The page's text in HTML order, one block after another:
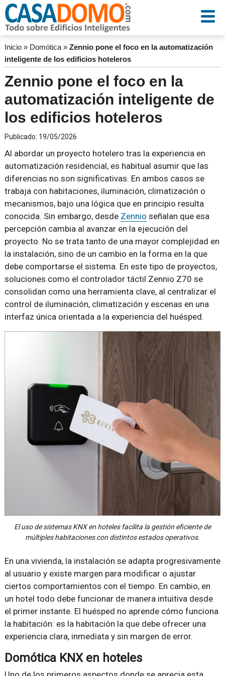
Inicio» Domótica» Zennio pone el foco en la automatización
inteligente de los edificios hoteleros
Zennio pone el foco en la
automatización inteligente de
los edificios hoteleros
Publicado: 19/05/2026
Al abordar un proyecto hotelero tras la experiencia en
automatización residencial, es habitual asumir que las
diferencias no son significativas. En ambos casos se
trabaja con habitaciones, iluminación, climatización o
mecanismos, bajo una lógica que en principio resulta
conocida. Sin embargo, desde Zennio señalan que esa
percepción cambia al avanzar en la ejecución del
proyecto. No se trata tanto de una mayor complejidad en
la instalación, sino de un cambio en la forma en la que
debe comportarse el sistema. En este tipo de proyectos,
soluciones como el controlador táctil Zennio Z70 se
consolidan como una herramienta clave, al centralizar el
control de iluminación, climatización y escenas en una
interfaz única orientada a la experiencia del huésped.
El uso de sistemas KNX en hoteles facilita la gestión eficiente de
múltiples habitaciones con distintos estados operativos.
En una vivienda, la instalación se adapta progresivamente
al usuario y existe margen para modificar o ajustar
ciertos comportamientos con el tiempo. En cambio, en
un hotel todo debe funcionar de manera intuitiva desde
el primer instante. El huésped no aprende cómo funciona
la habitación: es la habitación la que debe ofrecer una
experiencia clara, inmediata y sin margen de error.
Domótica KNX en hoteles